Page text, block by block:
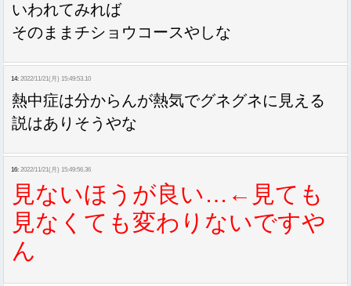
いわれてみれば
そのままチショウコースやしな
14: 2022/11/21(月) 15:49:53.10
熱中症は分からんが熱気でグネグネに見える
説はありそうやな
16: 2022/11/21(月) 15:49:56.36
見ないほうが良い…←見ても
見なくても変わりないですや
ん